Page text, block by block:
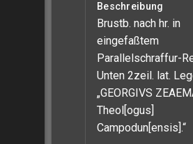
Beschreibung
Brustb. nach hr. in
eingefaßtem
Parallelschraffur-
Unten 2zeil. lat.
„GEORGIVS
Theol[ogus]
Campodun[ensis].“